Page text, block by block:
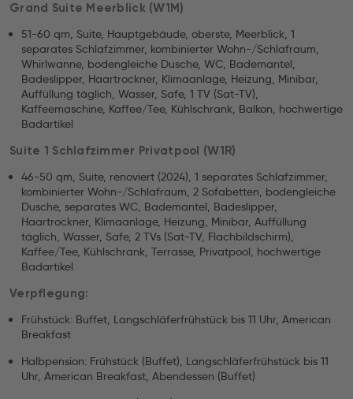
Grand Suite Meerblick (W1M)
51-60 qm, Suite, Hauptgebäude, oberste, Meerblick, 1
separates Schlafzimmer, kombinierter Wohn-/Schlafraum,
Whirlwanne, bodengleiche Dusche, WC, Bademantel,
Badeslipper, Haartrockner, Klimaanlage, Heizung, Minibar,
Auffüllung täglich, Wasser, Safe, 1 TV (Sat-TV),
Kaffeemaschine, Kaffee/Tee, Kühlschrank, Balkon, hochwertige
Badartikel
Suite 1 Schlafzimmer Privatpool (W1R)
46-50 qm, Suite, renoviert (2024), 1 separates Schlafzimmer,
kombinierter Wohn-/Schlafraum, 2 Sofabetten, bodengleiche
Dusche, separates WC, Bademantel, Badeslipper,
Haartrockner, Klimaanlage, Heizung, Minibar, Auffüllung
täglich, Wasser, Safe, 2 TVs (Sat-TV, Flachbildschirm),
Kaffee/Tee, Kühlschrank, Terrasse, Privatpool, hochwertige
Badartikel
Verpflegung:
Frühstück: Buffet, Langschläferfrühstück bis 11 Uhr, American
Breakfast
Halbpension: Frühstück (Buffet), Langschläferfrühstück bis 11
Uhr, American Breakfast, Abendessen (Buffet)